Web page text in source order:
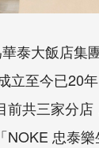
華泰大飯店集
立至今已20
前共三家分
NOKE 忠泰